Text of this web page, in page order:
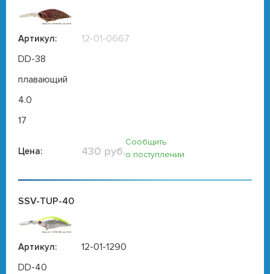
Артикул:
12-01-0667
DD-38
плавающий
4.0
17
Цена: 430 руб.
Сообщить
о поступлении
SSV-TUP-40
Артикул:
12-01-1290
DD-40